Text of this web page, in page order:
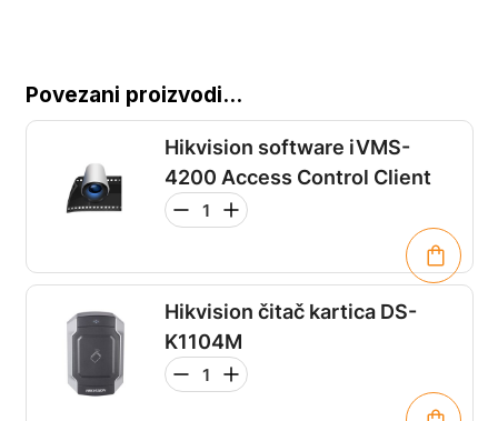
Povezani proizvodi...
Hikvision software iVMS-
4200 Access Control Client
Hikvision čitač kartica DS-
K1104M